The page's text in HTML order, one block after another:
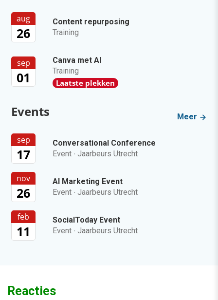
aug
26
Content repurposing
Training
sep
01
Canva met AI
Training
Laatste plekken
Events Meer
sep
17
Conversational Conference
Event · Jaarbeurs Utrecht
nov
26
AI Marketing Event
Event · Jaarbeurs Utrecht
feb
11
SocialToday Event
Event · Jaarbeurs Utrecht
Reacties